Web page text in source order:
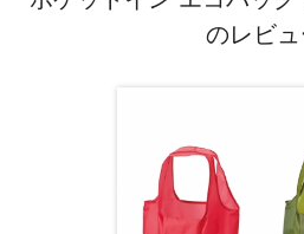
のレビ